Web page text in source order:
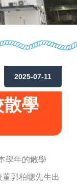
2025-07-11
學
學年的散學
郭柏聰先生出